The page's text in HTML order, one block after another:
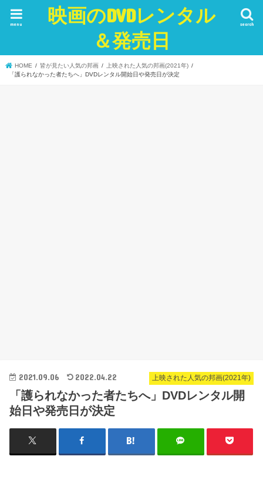
映画のDVDレンタル
＆発売日
search
menu
HOME 皆が見たい人気の邦画
上映された人気の邦画(2021年)
「護られなかった者たちへ」DVDレンタル開始日や発売日が決定
上映された人気の邦画(2021年)
2021.09.06 2022.04.22
「護られなかった者たちへ」DVDレンタル開
始日や発売日が決定